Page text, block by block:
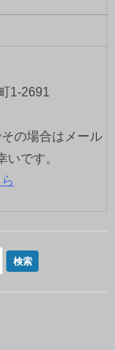
1-2691
の場合はメール
です。